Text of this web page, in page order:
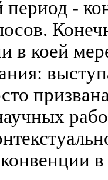
период -
в коей
в